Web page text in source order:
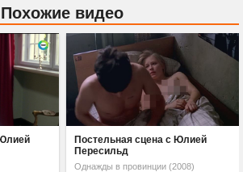
Похожие видео
Постельная сцена с Юлией
Пересильд
Однажды в провинции (2008)